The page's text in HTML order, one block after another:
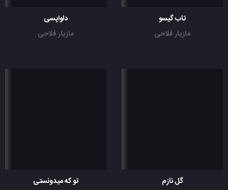
تاب گیسو
مازیار فلاحی
دلواپسی
مازیار فلاحی
گل نازم
تو که میدونستی